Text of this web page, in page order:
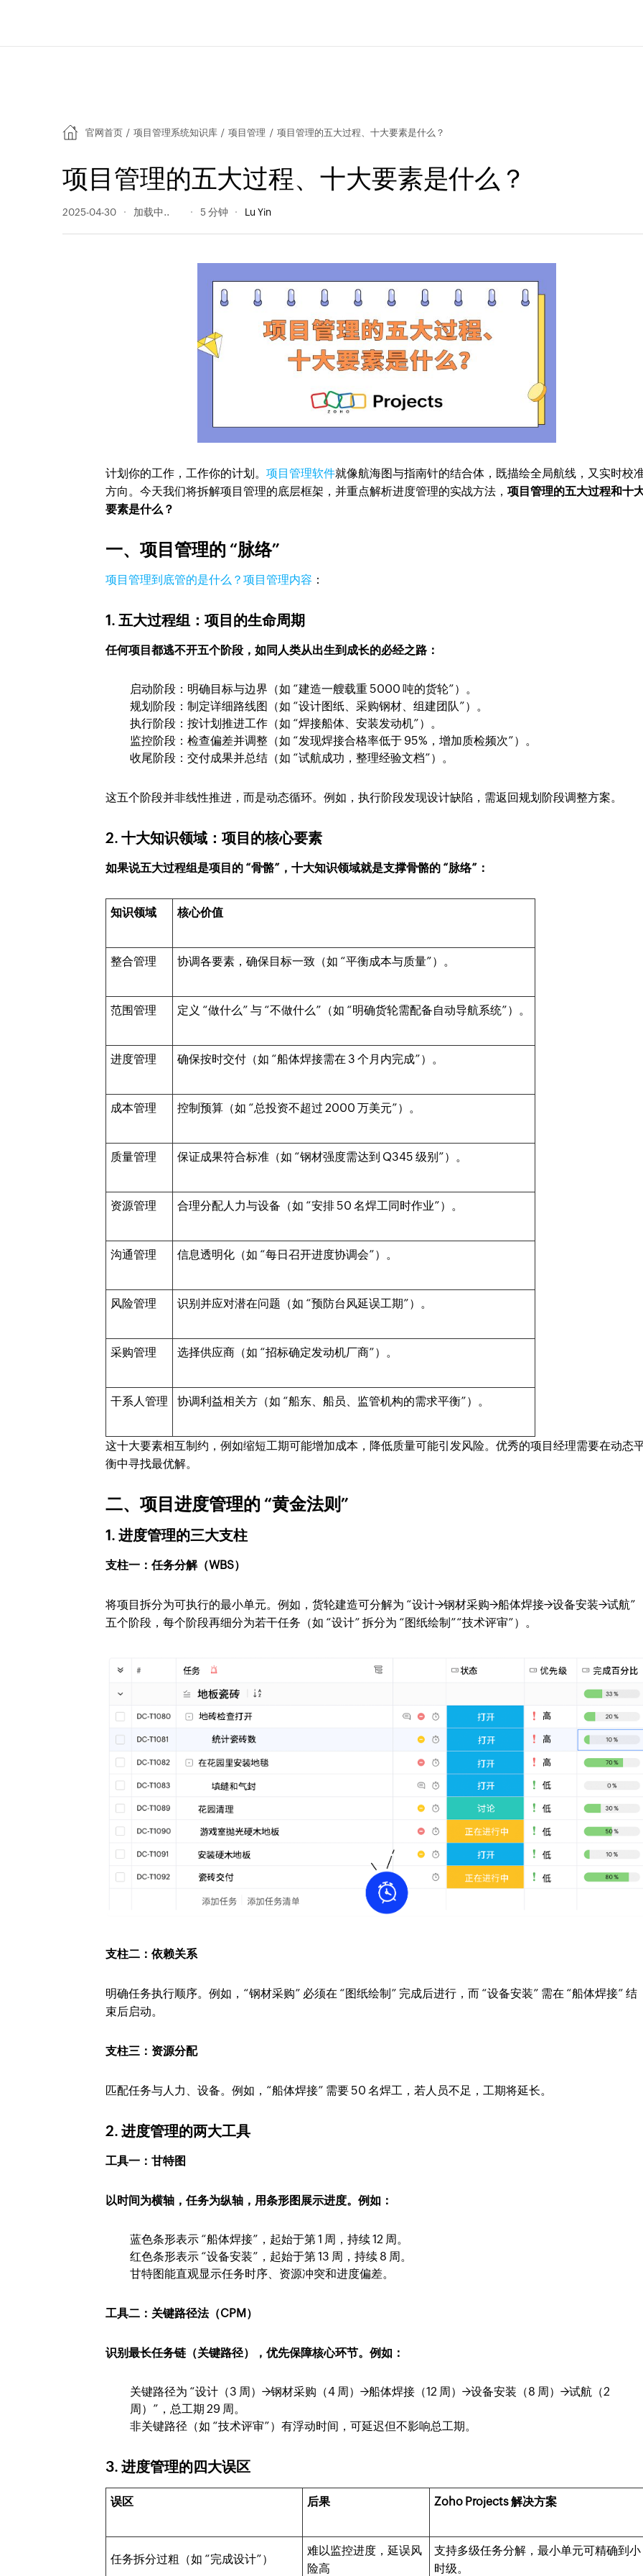
官网首页 / 项目管理系统知识库 / 项目管理 / 项目管理的五大过程、十大要素是什么？
项目管理的五大过程、十大要素是什么？
2025-04-30 443 阅读量 5 分钟 Lu Yin
计划你的工作，工作你的计划。 项目管理软件就像航海图与指南针的结合体，既描绘全局航线，又实时校
方向。今天我们将拆解项目管理的底层框架，并重点解析进度管理的实战方法， 项目管理的五大过程和十
要素是什么？
一、项目管理的 “脉络”
项目管理到底管的是什么？项目管理内容 ：
1. 五大过程组：项目的生命周期
任何项目都逃不开五个阶段，如同人类从出生到成长的必经之路：
启动阶段：明确目标与边界（如 “建造一艘载重 5000 吨的货轮”）。
规划阶段：制定详细路线图（如 “设计图纸、采购钢材、组建团队”）。
执行阶段：按计划推进工作（如 “焊接船体、安装发动机”）。
监控阶段：检查偏差并调整（如 “发现焊接合格率低于 95%，增加质检频次”）。
收尾阶段：交付成果并总结（如 “试航成功，整理经验文档”）。
这五个阶段并非线性推进，而是动态循环。例如，执行阶段发现设计缺陷，需返回规划阶段调整方案。
2. 十大知识领域：项目的核心要素
如果说五大过程组是项目的 “骨骼”，十大知识领域就是支撑骨骼的 “脉络”：
知识领域 核心价值
整合管理 协调各要素，确保目标一致（如 “平衡成本与质量”）。
范围管理 定义 “做什么” 与 “不做什么”（如 “明确货轮需配备自动导航系统”）。
进度管理 确保按时交付（如 “船体焊接需在 3 个月内完成”）。
成本管理 控制预算（如 “总投资不超过 2000 万美元”）。
质量管理 保证成果符合标准（如 “钢材强度需达到 Q345 级别”）。
资源管理 合理分配人力与设备（如 “安排 50 名焊工同时作业”）。
沟通管理 信息透明化（如 “每日召开进度协调会”）。
风险管理 识别并应对潜在问题（如 “预防台风延误工期”）。
采购管理 选择供应商（如 “招标确定发动机厂商”）。
干系人管理 协调利益相关方（如 “船东、船员、监管机构的需求平衡”）。
这十大要素相互制约，例如缩短工期可能增加成本，降低质量可能引发风险。优秀的项目经理需要在动态
衡中寻找最优解。
二、项目进度管理的 “黄金法则”
1. 进度管理的三大支柱
支柱一：任务分解（WBS）
将项目拆分为可执行的最小单元。例如，货轮建造可分解为 “设计→钢材采购→船体焊接→设备安装→试航”
五个阶段，每个阶段再细分为若干任务（如 “设计” 拆分为 “图纸绘制”“技术评审”）。
支柱二：依赖关系
明确任务执行顺序。例如，“钢材采购” 必须在 “图纸绘制” 完成后进行，而 “设备安装” 需在 “船体焊接” 结
束后启动。
支柱三：资源分配
匹配任务与人力、设备。例如，“船体焊接” 需要 50 名焊工，若人员不足，工期将延长。
2. 进度管理的两大工具
工具一：甘特图
以时间为横轴，任务为纵轴，用条形图展示进度。例如：
蓝色条形表示 “船体焊接”，起始于第 1 周，持续 12 周。
红色条形表示 “设备安装”，起始于第 13 周，持续 8 周。
甘特图能直观显示任务时序、资源冲突和进度偏差。
工具二：关键路径法（CPM）
识别最长任务链（关键路径），优先保障核心环节。例如：
关键路径为 “设计（3 周）→钢材采购（4 周）→船体焊接（12 周）→设备安装（8 周）→试航（2
周）”，总工期 29 周。
非关键路径（如 “技术评审”）有浮动时间，可延迟但不影响总工期。
3. 进度管理的四大误区
误区 后果 Zoho Projects 解决方案
任务拆分过粗（如 “完成设计”）
难以监控进度，延误风
险高
支持多级任务分解，最小单元可精确到小
时级。